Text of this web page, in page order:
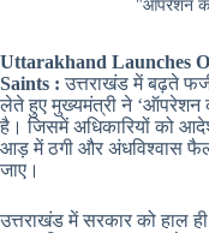
"ऑपरेशन
Uttarakhand Launches
Saints : उत्तराखंड में बढ़ते
लेते हुए मुख्यमंत्री ने
है। जिसमें अधिकारियों को
आड़ में ठगी और अंधविश्वास
जाए।
उत्तराखंड में सरकार को हाल